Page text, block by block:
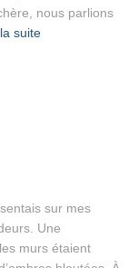
nous parlions
suite
sur mes
Une
murs étaient